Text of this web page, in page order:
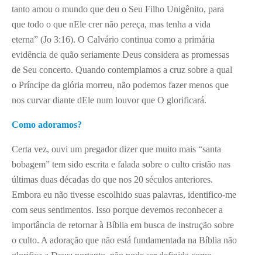
tanto amou o mundo que deu o Seu Filho Unigênito, para
que todo o que nEle crer não pereça, mas tenha a vida
eterna” (Jo 3:16). O Calvário continua como a primária
evidência de quão seriamente Deus considera as promessas
de Seu concerto. Quando contemplamos a cruz sobre a qual
o Príncipe da glória morreu, não podemos fazer menos que
nos curvar diante dEle num louvor que O glorificará.
Como adoramos?
Certa vez, ouvi um pregador dizer que muito mais “santa
bobagem” tem sido escrita e falada sobre o culto cristão nas
últimas duas décadas do que nos 20 séculos anteriores.
Embora eu não tivesse escolhido suas palavras, identifico-me
com seus sentimentos. Isso porque devemos reconhecer a
importância de retornar à Bíblia em busca de instrução sobre
o culto. A adoração que não está fundamentada na Bíblia não